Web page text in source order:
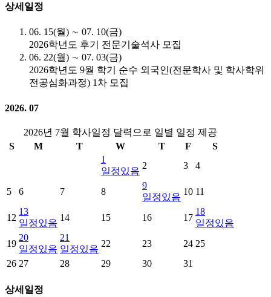
상세일정
06. 15(월) ∼ 07. 10(금)
2026학년도 후기 전문기술석사 모집
06. 22(월) ∼ 07. 03(금)
2026학년도 9월 학기 순수 외국인(전문학사 및 학사학위
전공심화과정) 1차 모집
2026. 07
2026년 7월 학사일정 달력으로 일별 일정 제공
S
M T W T F
S
1
일정있음
2 3 4
5 6 7 8
9
일정있음
10 11
12
13
일정있음
14 15 16 17
18
일정있음
19
20
일정있음
21
일정있음
22 23 24 25
26 27 28 29 30 31
상세일정